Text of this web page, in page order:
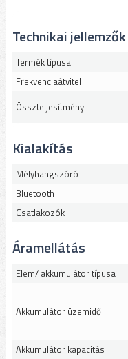
Technikai jellemzők
Termék típusa
Frekvenciaátvitel
Összteljesítmény
Kialakítás
Mélyhangszóró
Bluetooth
Csatlakozók
Áramellátás
Elem/ akkumulátor típusa
Akkumulátor üzemidő
Akkumulátor kapacitás